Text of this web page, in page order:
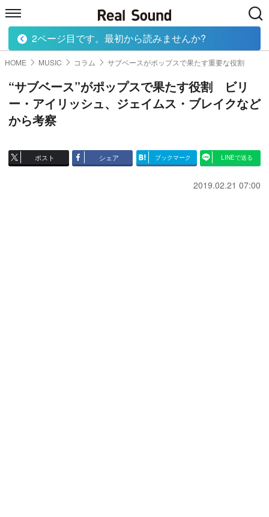
HOME MUSIC MOVIE TECH
HOME MUSIC コラム サブベースがポップスで果たす重要な役割
“サブベース”がポップスで果たす役割 ビリ
ー・アイリッシュ、ジェイムス・ブレイクなど
から考察
ポスト シェア ブックマーク LINEで送る
2019.02.21 07:00
2ページ目です。最初から読みませんか?